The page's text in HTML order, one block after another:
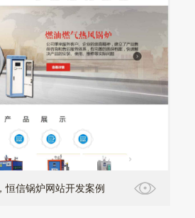
恒信锅炉网站开发案例